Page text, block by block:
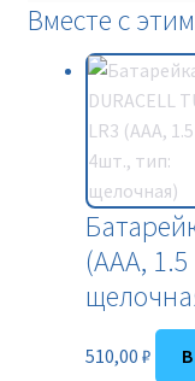
Вместе с
(АAА,
510,00 ₽